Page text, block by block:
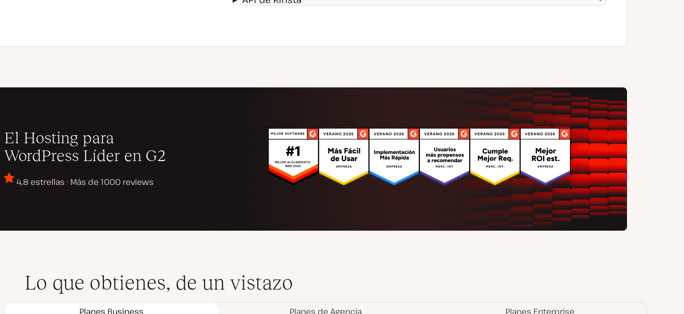
El Hosting para
WordPress Líder en G2
4,8 estrellas · Más de 1000 reviews
Lo que obtienes, de un vistazo
Planes Business Planes de Agencia Planes Enterprise